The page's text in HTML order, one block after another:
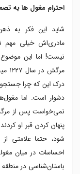
احترام مغول ها به
شاید این فکر به
مادری‌اش خیلی مهم
نیست! اما این موضوع
درک این که چرا
دشوار است. اما
نمی‌خواست پس از
پنهان کردن قبر او
شود، حتما علامتی
احساسات در میان
باستان‌شناسی در